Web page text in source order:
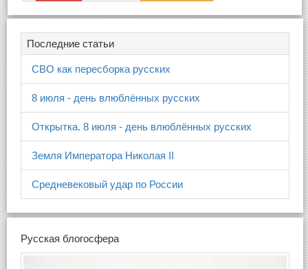
Последние статьи
СВО как пересборка русских
8 июля - день влюблённых русских
Открытка. 8 июля - день влюблённых русских
Земля Императора Николая II
Средневековый удар по России
Русская блогосфера